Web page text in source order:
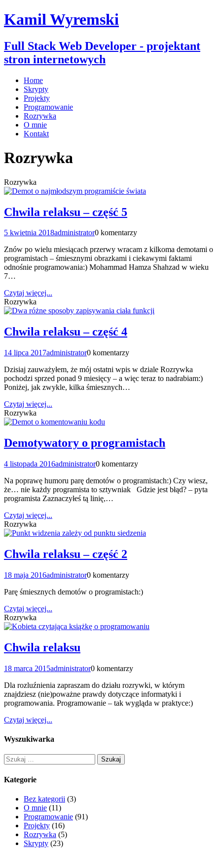
Kamil Wyremski
Full Stack Web Developer - projektant
stron internetowych
Home
Skrypty
Projekty
Programowanie
Rozrywka
O mnie
Kontakt
Rozrywka
Rozrywka
Chwila relaksu – część 5
5 kwietnia 2018administrator0 komentarzy
Znów po wielu miesiącach przerwy wracam z kilkoma demotami o
programistach – śmiesznymi obrazkami i ciekawymi faktami
odnośnie programowania:) Mohammad Hamza Shahzad w wieku
7…
Czytaj więcej...
Rozrywka
Chwila relaksu – część 4
14 lipca 2017administrator0 komentarzy
Dzisiaj zauważyłem, że mój ostatni wpis w dziale Rozrywka
pochodzi sprzed ponad 9 miesięcy – a więc teraz to nadrabiam:)
Poniżej, jak zwykle, kilka śmiesznych…
Czytaj więcej...
Rozrywka
Demotywatory o programistach
4 listopada 2016administrator0 komentarzy
Na poprawę humoru parę demotów o programistach:) Czy wiesz,
że… nie każdy programista to sztywniak Gdzie jest błąd? – pyta
programista Zaznaczyłeś tą linię,…
Czytaj więcej...
Rozrywka
Chwila relaksu – część 2
18 maja 2016administrator0 komentarzy
Parę śmiesznych demotów o programistach:)
Czytaj więcej...
Rozrywka
Chwila relaksu
18 marca 2015administrator0 komentarzy
Dla rozluźnienia zapraszam do działu rozrywki, w którym
znajdziesz (nie)poważne prawdy dotyczące informatyki i
programowania. Programowanie – tak wygląda w praktyce:)
Czytaj więcej...
Wyszukiwarka
Szukaj:
Kategorie
Bez kategorii (3)
O mnie (11)
Programowanie (91)
Projekty (16)
Rozrywka (5)
Skrypty (23)